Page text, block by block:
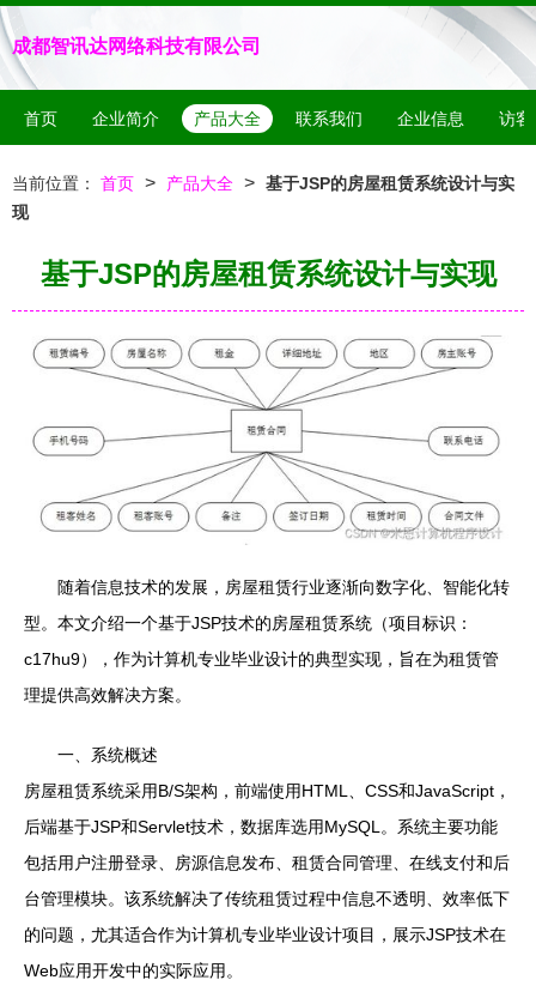
成都智讯达网络科技有限公司
首页 企业简介 产品大全 联系我们 企业信息 访客
当前位置： 首页 > 产品大全 > 基于JSP的房屋租赁系统设计与实
现
基于JSP的房屋租赁系统设计与实现
随着信息技术的发展，房屋租赁行业逐渐向数字化、智能化转
型。本文介绍一个基于JSP技术的房屋租赁系统（项目标识：
c17hu9），作为计算机专业毕业设计的典型实现，旨在为租赁管
理提供高效解决方案。
一、系统概述
房屋租赁系统采用B/S架构，前端使用HTML、CSS和JavaScript，
后端基于JSP和Servlet技术，数据库选用MySQL。系统主要功能
包括用户注册登录、房源信息发布、租赁合同管理、在线支付和后
台管理模块。该系统解决了传统租赁过程中信息不透明、效率低下
的问题，尤其适合作为计算机专业毕业设计项目，展示JSP技术在
Web应用开发中的实际应用。